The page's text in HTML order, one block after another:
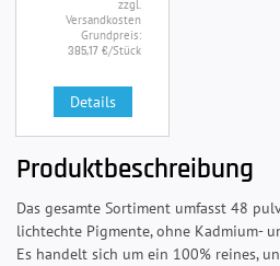
zzgl.
Versandkosten
Grundpreis:
385,17 €/Stück
Details
Produktbeschreibung
Das gesamte Sortiment umfasst 48
lichtechte Pigmente, ohne Kadmium-
Es handelt sich um ein 100% reines,